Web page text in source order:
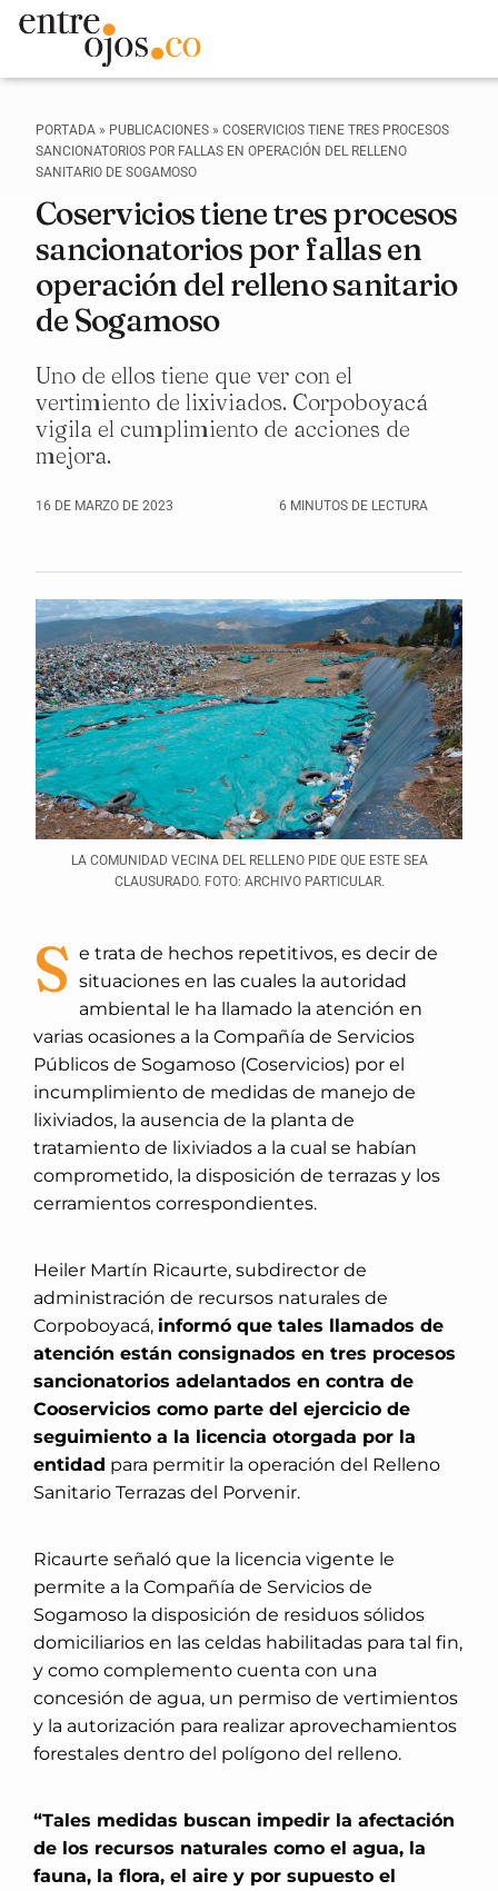
PORTADA » PUBLICACIONES » COSERVICIOS TIENE TRES PROCESOS
SANCIONATORIOS POR FALLAS EN OPERACIÓN DEL RELLENO
SANITARIO DE SOGAMOSO
Coservicios tiene tres procesos
sancionatorios por fallas en
operación del relleno sanitario
de Sogamoso
Uno de ellos tiene que ver con el
vertimiento de lixiviados. Corpoboyacá
vigila el cumplimiento de acciones de
mejora.
16 DE MARZO DE 2023 6 MINUTOS DE LECTURA
LA COMUNIDAD VECINA DEL RELLENO PIDE QUE ESTE SEA
CLAUSURADO. FOTO: ARCHIVO PARTICULAR.
S e trata de hechos repetitivos, es decir de
situaciones en las cuales la autoridad
ambiental le ha llamado la atención en
varias ocasiones a la Compañía de Servicios
Públicos de Sogamoso (Coservicios) por el
incumplimiento de medidas de manejo de
lixiviados, la ausencia de la planta de
tratamiento de lixiviados a la cual se habían
comprometido, la disposición de terrazas y los
cerramientos correspondientes.
Heiler Martín Ricaurte, subdirector de
administración de recursos naturales de
Corpoboyacá, informó que tales llamados de
atención están consignados en tres procesos
sancionatorios adelantados en contra de
Cooservicios como parte del ejercicio de
seguimiento a la licencia otorgada por la
entidad para permitir la operación del Relleno
Sanitario Terrazas del Porvenir.
Ricaurte señaló que la licencia vigente le
permite a la Compañía de Servicios de
Sogamoso la disposición de residuos sólidos
domiciliarios en las celdas habilitadas para tal fin,
y como complemento cuenta con una
concesión de agua, un permiso de vertimientos
y la autorización para realizar aprovechamientos
forestales dentro del polígono del relleno.
“Tales medidas buscan impedir la afectación
de los recursos naturales como el agua, la
fauna, la flora, el aire y por supuesto el